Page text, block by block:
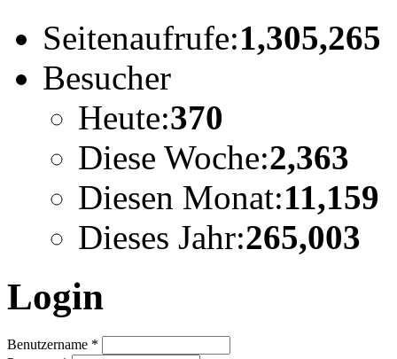
Seitenaufrufe:1,305,265
Besucher
Heute:370
Diese Woche:2,363
Diesen Monat:11,159
Dieses Jahr:265,003
Login
Benutzername *